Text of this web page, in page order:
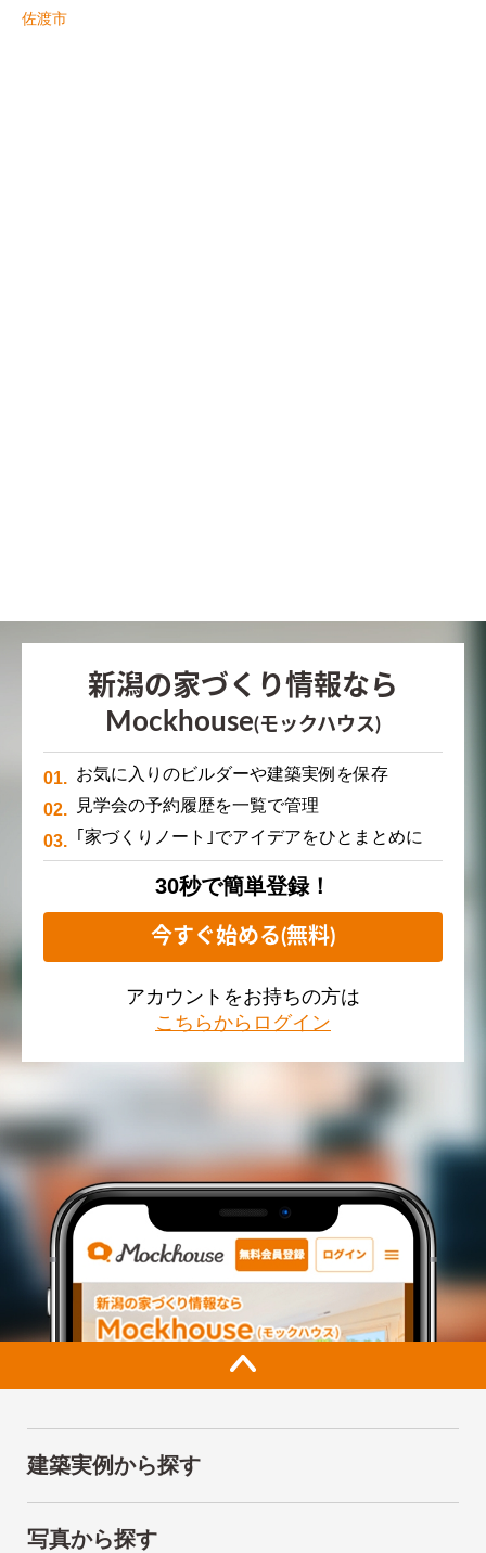
佐渡市
新潟の家づくり情報なら
Mockhouse(モックハウス)
お気に入りのビルダーや建築実例を保存
見学会の予約履歴を一覧で管理
｢家づくりノート｣でアイデアをひとまとめに
30秒で簡単登録！
今すぐ始める(無料)
アカウントをお持ちの方は
こちらからログイン
建築実例から探す
写真から探す